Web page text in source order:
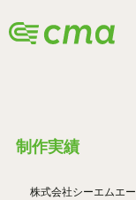
制作実績
株式会社シーエムエー